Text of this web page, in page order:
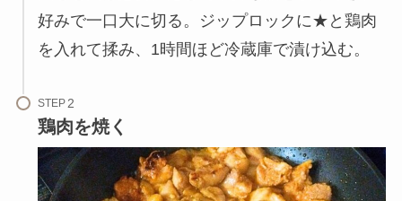
好みで一口大に切る。ジップロックに★と鶏肉
を入れて揉み、1時間ほど冷蔵庫で漬け込む。
STEP
鶏肉を焼く